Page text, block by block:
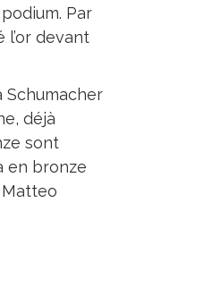
Par
l’or devant
Schumacher
déjà
sont
en bronze